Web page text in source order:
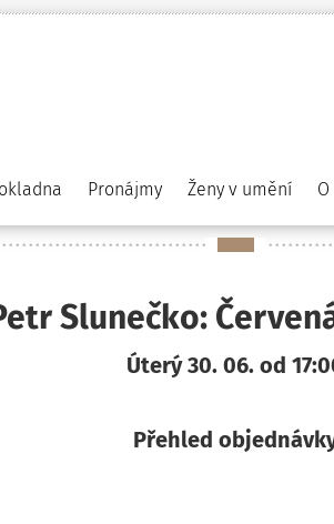
Pronájmy Ženy v umění
Slunečko:
Úterý 30. 06. od
Přehled